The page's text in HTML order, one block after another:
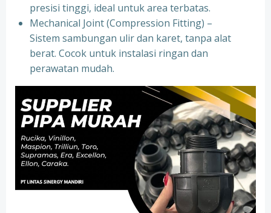
presisi tinggi, ideal untuk area terbatas.
Mechanical Joint (Compression Fitting) –
Sistem sambungan ulir dan karet, tanpa alat
berat. Cocok untuk instalasi ringan dan
perawatan mudah.